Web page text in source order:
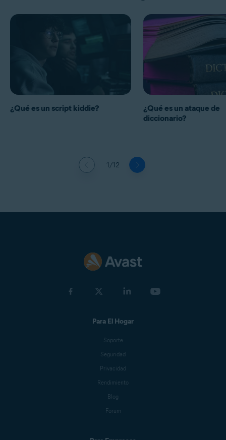
1/12
¿Qué es un script kiddie?
¿Qué es un ataque de
diccionario?
Para El Hogar
Soporte
Seguridad
Privacidad
Rendimiento
Blog
Forum